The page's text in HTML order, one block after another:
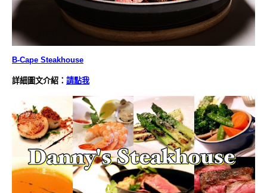
B-Cape Steakhouse
詳細圖文介紹： 請點我